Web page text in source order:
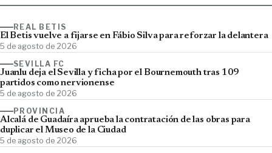
REAL BETIS
El Betis vuelve a fijarse en Fábio Silva para reforzar la delantera
5 de agosto de 2026
SEVILLA FC
Juanlu deja el Sevilla y ficha por el Bournemouth tras 109
partidos como nervionense
5 de agosto de 2026
PROVINCIA
Alcalá de Guadaíra aprueba la contratación de las obras para
duplicar el Museo de la Ciudad
5 de agosto de 2026